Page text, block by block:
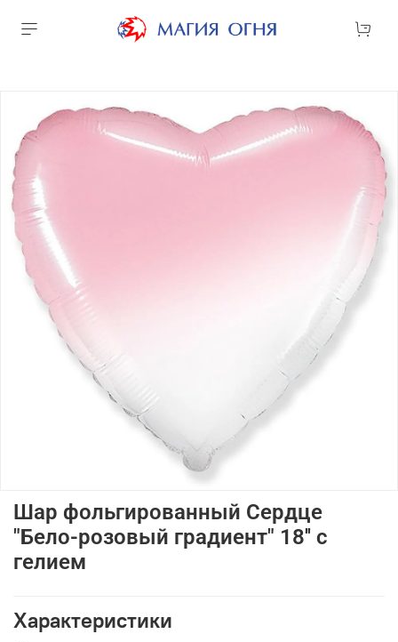
Шар фольгированный Сердце
"Бело-розовый градиент" 18'' с
гелием
Характеристики